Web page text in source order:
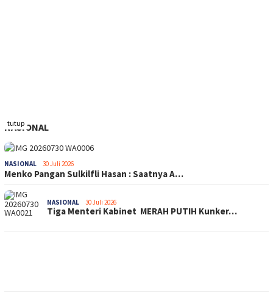
NASIONAL
NASIONAL 30 Juli 2026
Menko Pangan Sulkilfli Hasan : Saatnya A…
NASIONAL 30 Juli 2026
Tiga Menteri Kabinet MERAH PUTIH Kunker…
tutup